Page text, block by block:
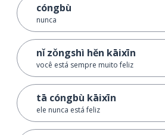
cóngbù
nunca
nǐ zǒngshì hěn kāixīn
você está sempre muito feliz
tā cóngbù kāixīn
ele nunca está feliz